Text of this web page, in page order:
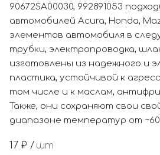
90672SA00030, 992891053
автомобилей Acura, Honda,
элементов автомобиля в
трубки, электропроводка,
изготовлены из надежного и
пластика, устойчивой к
том числе и к маслам,
Также, они сохраняют свои
диапазоне температур от −60
17 ₽ / шт